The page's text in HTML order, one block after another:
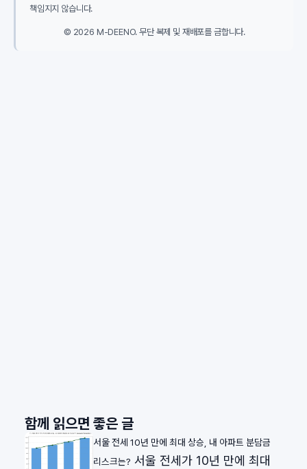
책임지지 않습니다.
© 2026 M-DEENO. 무단 복제 및 재배포를 금합니다.
함께 읽으면 좋은 글
서울 전세 10년 만에 최대 상승, 내 아파트 분담금
리스크는? 서울 전세가 10년 만에 최대